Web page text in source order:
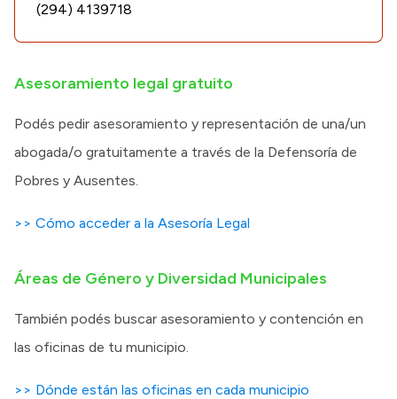
(294) 4139718
Asesoramiento legal gratuito
Podés pedir asesoramiento y representación de una/un
abogada/o gratuitamente a través de la Defensoría de
Pobres y Ausentes.
>> Cómo acceder a la Asesoría Legal
Áreas de Género y Diversidad Municipales
También podés buscar asesoramiento y contención en
las oficinas de tu municipio.
>> Dónde están las oficinas en cada municipio